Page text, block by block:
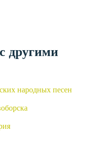
другими
народных песен